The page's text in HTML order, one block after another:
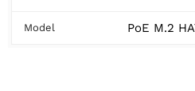
Model PoE M.2